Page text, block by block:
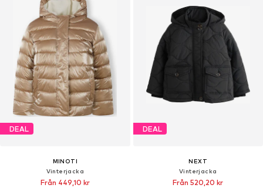
DEAL
MINOTI
Vinterjacka
Från 449,10 kr
DEAL
NEXT
Vinterjacka
Från 520,20 kr